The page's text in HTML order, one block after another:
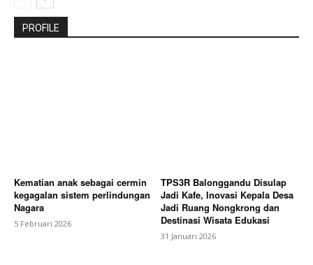
PROFILE
Kematian anak sebagai cermin
kegagalan sistem perlindungan
Nagara
5 Februari 2026
TPS3R Balonggandu Disulap
Jadi Kafe, Inovasi Kepala Desa
Jadi Ruang Nongkrong dan
Destinasi Wisata Edukasi
31 Januari 2026